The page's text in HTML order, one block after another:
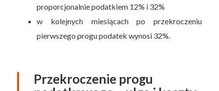
proporcjonalnie podatkiem 12% i 32%
w kolejnych miesiącach po przekroczeniu
pierwszego progu podatek wynosi 32%.
Przekroczenie progu